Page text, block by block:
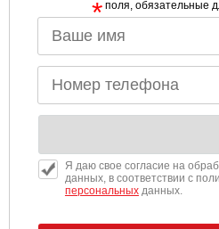
* поля, обязательные
Я даю свое согласие на
данных, в соответствии с
персональныхданных.